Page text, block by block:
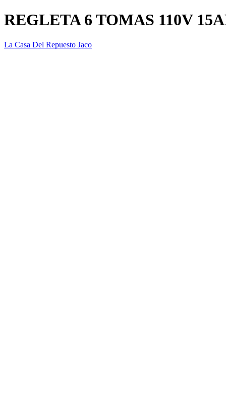
REGLETA 6 TOMAS 110V
La Casa Del Repuesto Jaco